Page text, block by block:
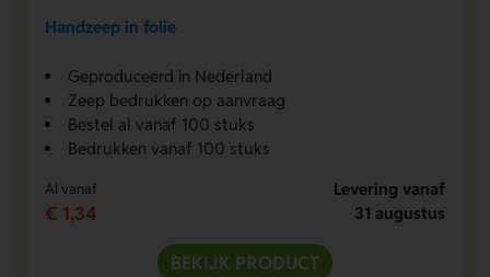
Handzeep in folie
Geproduceerd in Nederland
Zeep bedrukken op aanvraag
Bestel al vanaf 100 stuks
Bedrukken vanaf 100 stuks
Al vanaf
€ 1,34
Levering vanaf
31 augustus
BEKIJK PRODUCT